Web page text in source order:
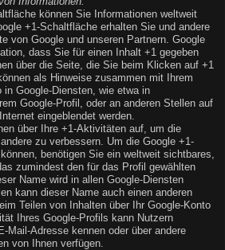
können Sie Informationen weltweit
+1-Schaltfläche erhalten Sie und andere
von Google und unseren Partnern. Google
dass Sie für einen Inhalt +1 gegeben
über die Seite, die Sie beim Klicken auf +1
als Hinweise zusammen mit Ihrem
in Google-Diensten, wie etwa in
Google-Profil, oder an anderen Stellen auf
eingeblendet werden.
über Ihre +1-Aktivitäten auf, um die
zu verbessern. Um die Google +1-
benötigen Sie ein weltweit sichtbares,
zumindest den für das Profil gewählten
Name wird in allen Google-Diensten
kann dieser Name auch einen anderen
Teilen von Inhalten über Ihr Google-Konto
Ihres Google-Profils kann Nutzern
Mail-Adresse kennen oder über andere
von Ihnen verfügen.